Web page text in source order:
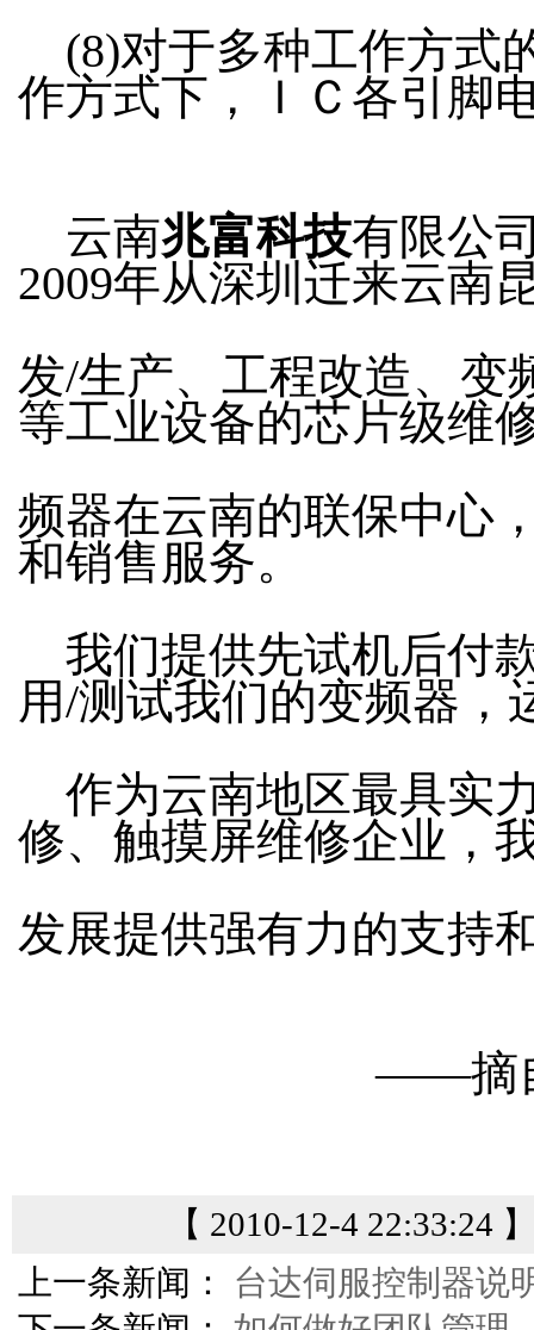
(8)对于多种工作方式
作方式下，ＩＣ各引脚
云南兆富科技有限公
2009年从深圳迁来云南
发/生产、工程改造、变
等工业设备的芯片级维
频器在云南的联保中心
和销售服务。
我们提供先试机后付
用/测试我们的变频器，
作为云南地区最具实
修、触摸屏维修企业，
发展提供强有力的支持
——摘
【 2010-12-4 22:33:24
上一条新闻： 台达伺服控制器说